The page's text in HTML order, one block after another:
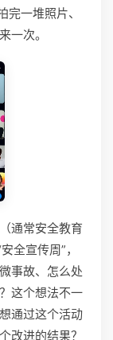
一堆照片、
一次。
通常安全教育
全宣传周”，
事故、怎么处
这个想法不一
通过这个活动
改进的结果？